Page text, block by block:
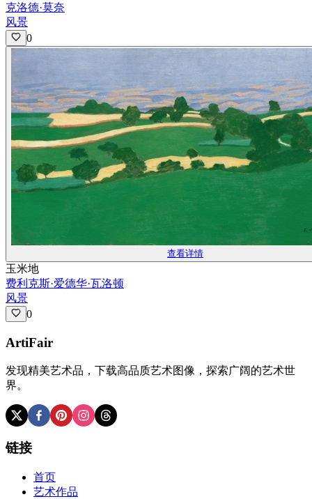
克洛德·莫奈
风景
0
查看详情
玉米地
费利克斯·爱德华·瓦洛顿
风景
0
ArtiFair
发现精美艺术品，下载高品质艺术图像，探索广阔的艺术世
界。
链接
首页
艺术作品